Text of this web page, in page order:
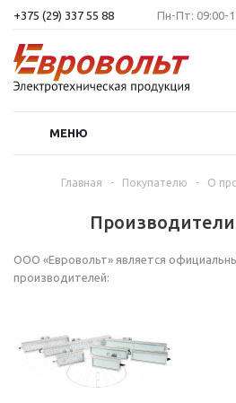
+375 (29) 337 55 88 Пн-Пт: 09:00-
МЕНЮ
Главная - Покупателю - О
ООО «Евровольт» является
производителей: